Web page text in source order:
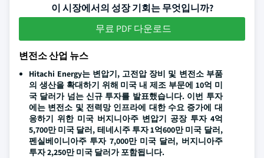
이 시장에서의 성장 기회는 무엇입니까?
무료 PDF 다운로드
변전소 산업 뉴스
Hitachi Energy는 변압기, 고전압 장비 및 변전소 부품
의 생산을 확대하기 위해 미국 내 제조 부문에 10억 미
국 달러가 넘는 신규 투자를 발표했습니다. 이번 투자
에는 변전소 및 전력망 인프라에 대한 수요 증가에 대
응하기 위한 미국 버지니아주 변압기 공장 투자 4억
5,700만 미국 달러, 테네시주 투자 1억600만 미국 달러,
펜실베이니아주 투자 7,000만 미국 달러, 버지니아주
투자 2,250만 미국 달러가 포함됩니다.